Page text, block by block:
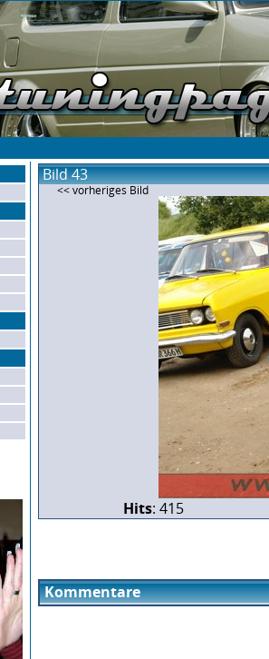
Bild 43
<< vorheriges Bild
Hits: 415
Kommentare